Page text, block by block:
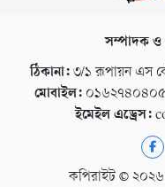
সম্পাদক ও
ঠিকানা: ৩/১ রূপায়ন এস
মোবাইল:
ইমেইল এড্রেস:
কপিরাইট © ২০২৬